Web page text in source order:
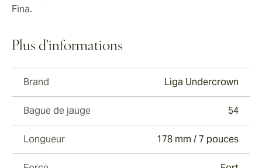
Fina.
Plus d'informations
Brand Liga Undercrown
Bague de jauge 54
Longueur 178 mm / 7 pouces